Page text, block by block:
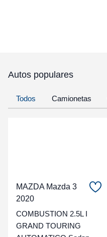
Autos populares
Todos Camionetas
MAZDA Mazda 3
2020
COMBUSTION 2.5L I
GRAND TOURING